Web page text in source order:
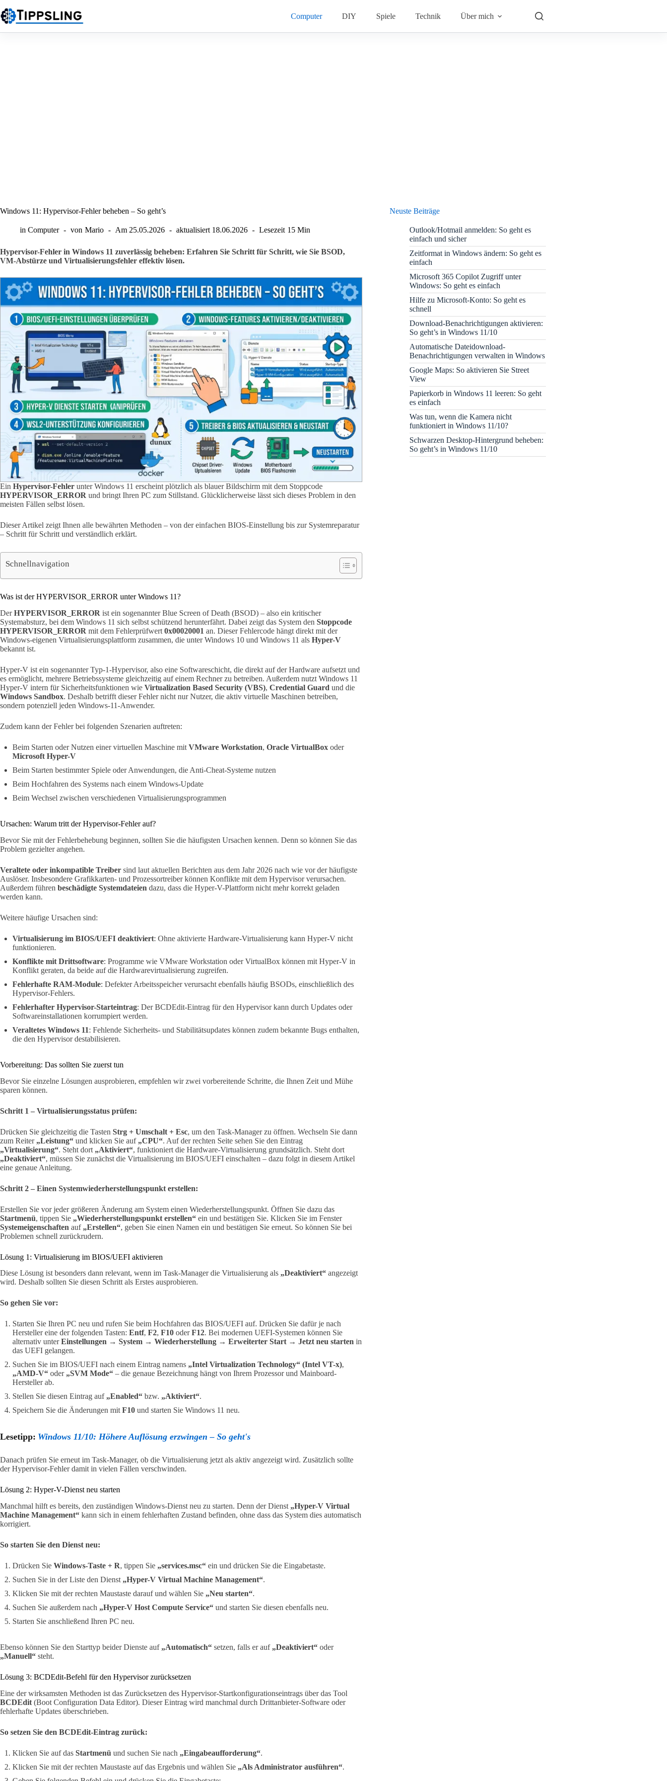
Inhalt
springen
Computer DIY Spiele Technik Über mich
Windows 11: Hypervisor-Fehler beheben – So geht’s
in Computer von Mario Am 25.05.2026 aktualisiert 18.06.2026 Lesezeit 15 Min
Hypervisor-Fehler in Windows 11 zuverlässig beheben: Erfahren Sie Schritt für Schritt, wie Sie BSOD,
VM-Abstürze und Virtualisierungsfehler effektiv lösen.
Ein Hypervisor-Fehler unter Windows 11 erscheint plötzlich als blauer Bildschirm mit dem Stoppcode
HYPERVISOR_ERROR und bringt Ihren PC zum Stillstand. Glücklicherweise lässt sich dieses Problem in den
meisten Fällen selbst lösen.
Dieser Artikel zeigt Ihnen alle bewährten Methoden – von der einfachen BIOS-Einstellung bis zur Systemreparatur
– Schritt für Schritt und verständlich erklärt.
Schnellnavigation
Was ist der HYPERVISOR_ERROR unter Windows 11?
DerHYPERVISOR_ERROR ist ein sogenannter Blue Screen of Death (BSOD) – also ein kritischer
Systemabsturz, bei dem Windows 11 sich selbst schützend herunterfährt. Dabei zeigt das System den Stoppcode
HYPERVISOR_ERROR mit dem Fehlerprüfwert 0x00020001 an. Dieser Fehlercode hängt direkt mit der
Windows-eigenen Virtualisierungsplattform zusammen, die unter Windows 10 und Windows 11 als Hyper-V
bekannt ist.
Hyper-V ist ein sogenannter Typ-1-Hypervisor, also eine Softwareschicht, die direkt auf der Hardware aufsetzt und
es ermöglicht, mehrere Betriebssysteme gleichzeitig auf einem Rechner zu betreiben. Außerdem nutzt Windows 11
Hyper-V intern für Sicherheitsfunktionen wie Virtualization Based Security (VBS), Credential Guard und die
Windows Sandbox. Deshalb betrifft dieser Fehler nicht nur Nutzer, die aktiv virtuelle Maschinen betreiben,
sondern potenziell jeden Windows-11-Anwender.
Zudem kann der Fehler bei folgenden Szenarien auftreten:
Beim Starten oder Nutzen einer virtuellen Maschine mit VMware Workstation, Oracle VirtualBox oder
Microsoft Hyper-V
Beim Starten bestimmter Spiele oder Anwendungen, die Anti-Cheat-Systeme nutzen
Beim Hochfahren des Systems nach einem Windows-Update
Beim Wechsel zwischen verschiedenen Virtualisierungsprogrammen
Ursachen: Warum tritt der Hypervisor-Fehler auf?
Bevor Sie mit der Fehlerbehebung beginnen, sollten Sie die häufigsten Ursachen kennen. Denn so können Sie das
Problem gezielter angehen.
Veraltete oder inkompatible Treiber sind laut aktuellen Berichten aus dem Jahr 2026 nach wie vor der häufigste
Auslöser. Insbesondere Grafikkarten- und Prozessortreiber können Konflikte mit dem Hypervisor verursachen.
Außerdem führen beschädigte Systemdateien dazu, dass die Hyper-V-Plattform nicht mehr korrekt geladen
werden kann.
Weitere häufige Ursachen sind:
Virtualisierung im BIOS/UEFI deaktiviert: Ohne aktivierte Hardware-Virtualisierung kann Hyper-V nicht
funktionieren.
Konflikte mit Drittsoftware: Programme wie VMware Workstation oder VirtualBox können mit Hyper-V in
Konflikt geraten, da beide auf die Hardwarevirtualisierung zugreifen.
Fehlerhafte RAM-Module: Defekter Arbeitsspeicher verursacht ebenfalls häufig BSODs, einschließlich des
Hypervisor-Fehlers.
Fehlerhafter Hypervisor-Starteintrag: Der BCDEdit-Eintrag für den Hypervisor kann durch Updates oder
Softwareinstallationen korrumpiert werden.
Veraltetes Windows 11: Fehlende Sicherheits- und Stabilitätsupdates können zudem bekannte Bugs enthalten,
die den Hypervisor destabilisieren.
Vorbereitung: Das sollten Sie zuerst tun
Bevor Sie einzelne Lösungen ausprobieren, empfehlen wir zwei vorbereitende Schritte, die Ihnen Zeit und Mühe
sparen können.
Schritt 1 – Virtualisierungsstatus prüfen:
Drücken Sie gleichzeitig die Tasten Strg + Umschalt + Esc, um den Task-Manager zu öffnen. Wechseln Sie dann
zum Reiter „Leistung“ und klicken Sie auf „CPU“. Auf der rechten Seite sehen Sie den Eintrag
„Virtualisierung“. Steht dort „Aktiviert“, funktioniert die Hardware-Virtualisierung grundsätzlich. Steht dort
„Deaktiviert“, müssen Sie zunächst die Virtualisierung im BIOS/UEFI einschalten – dazu folgt in diesem Artikel
eine genaue Anleitung.
Schritt 2 – Einen Systemwiederherstellungspunkt erstellen:
Erstellen Sie vor jeder größeren Änderung am System einen Wiederherstellungspunkt. Öffnen Sie dazu das
Startmenü, tippen Sie „Wiederherstellungspunkt erstellen“ ein und bestätigen Sie. Klicken Sie im Fenster
Systemeigenschaften auf „Erstellen“, geben Sie einen Namen ein und bestätigen Sie erneut. So können Sie bei
Problemen schnell zurückrudern.
Lösung 1: Virtualisierung im BIOS/UEFI aktivieren
Diese Lösung ist besonders dann relevant, wenn im Task-Manager die Virtualisierung als „Deaktiviert“ angezeigt
wird. Deshalb sollten Sie diesen Schritt als Erstes ausprobieren.
So gehen Sie vor:
Starten Sie Ihren PC neu und rufen Sie beim Hochfahren das BIOS/UEFI auf. Drücken Sie dafür je nach
Hersteller eine der folgenden Tasten: Entf, F2, F10 oderF12. Bei modernen UEFI-Systemen können Sie
alternativ unterEinstellungen → System → Wiederherstellung → Erweiterter Start → Jetzt neu starten in
das UEFI gelangen.
Suchen Sie im BIOS/UEFI nach einem Eintrag namens „Intel Virtualization Technology“ (Intel VT-x),
„AMD-V“ oder „SVM Mode“ – die genaue Bezeichnung hängt von Ihrem Prozessor und Mainboard-
Hersteller ab.
Stellen Sie diesen Eintrag auf „Enabled“ bzw. „Aktiviert“.
Speichern Sie die Änderungen mit F10 und starten Sie Windows 11 neu.
Lesetipp: Windows 11/10: Höhere Auflösung erzwingen – So geht's
Danach prüfen Sie erneut im Task-Manager, ob die Virtualisierung jetzt als aktiv angezeigt wird. Zusätzlich sollte
der Hypervisor-Fehler damit in vielen Fällen verschwinden.
Lösung 2: Hyper-V-Dienst neu starten
Manchmal hilft es bereits, den zuständigen Windows-Dienst neu zu starten. Denn der Dienst „Hyper-V Virtual
Machine Management“ kann sich in einem fehlerhaften Zustand befinden, ohne dass das System dies automatisch
korrigiert.
So starten Sie den Dienst neu:
Drücken Sie Windows-Taste + R, tippen Sie „services.msc“ ein und drücken Sie die Eingabetaste.
Suchen Sie in der Liste den Dienst „Hyper-V Virtual Machine Management“.
Klicken Sie mit der rechten Maustaste darauf und wählen Sie „Neu starten“.
Suchen Sie außerdem nach „Hyper-V Host Compute Service“ und starten Sie diesen ebenfalls neu.
Starten Sie anschließend Ihren PC neu.
Ebenso können Sie den Starttyp beider Dienste auf „Automatisch“ setzen, falls er auf „Deaktiviert“ oder
„Manuell“ steht.
Lösung 3: BCDEdit-Befehl für den Hypervisor zurücksetzen
Eine der wirksamsten Methoden ist das Zurücksetzen des Hypervisor-Startkonfigurationseintrags über das Tool
BCDEdit (Boot Configuration Data Editor). Dieser Eintrag wird manchmal durch Drittanbieter-Software oder
fehlerhafte Updates überschrieben.
So setzen Sie den BCDEdit-Eintrag zurück:
Klicken Sie auf das Startmenü und suchen Sie nach „Eingabeaufforderung“.
Klicken Sie mit der rechten Maustaste auf das Ergebnis und wählen Sie „Als Administrator ausführen“.
Neuste Beiträge
Outlook/Hotmail anmelden: So geht es
einfach und sicher
Zeitformat in Windows ändern: So geht es
einfach
Microsoft 365 Copilot Zugriff unter
Windows: So geht es einfach
Hilfe zu Microsoft-Konto: So geht es
schnell
Download-Benachrichtigungen aktivieren:
So geht’s in Windows 11/10
Automatische Dateidownload-
Benachrichtigungen verwalten in Windows
Google Maps: So aktivieren Sie Street
View
Papierkorb in Windows 11 leeren: So geht
es einfach
Was tun, wenn die Kamera nicht
funktioniert in Windows 11/10?
Schwarzen Desktop-Hintergrund beheben:
So geht’s in Windows 11/10